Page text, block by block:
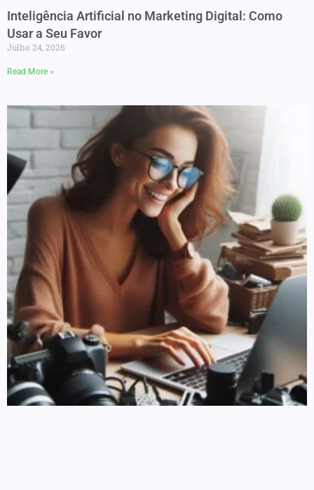
Inteligência Artificial no Marketing Digital: Como
Usar a Seu Favor
Julho 24, 2026
Read More »